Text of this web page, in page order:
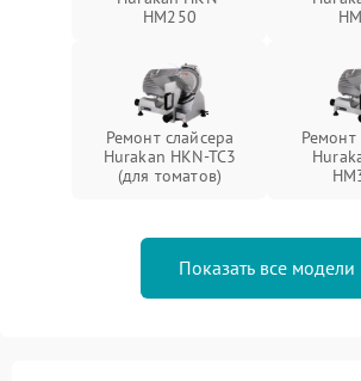
HM250
Ремонт слайсера
Hurakan HKN-TC3
(для томатов)
Ремонт
Показать все модели